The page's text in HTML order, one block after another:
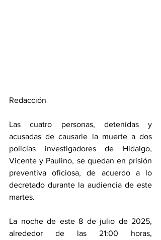
Redacción
Las cuatro personas, detenidas y
acusadas de causarle la muerte a dos
policías investigadores de Hidalgo,
Vicente y Paulino, se quedan en prisión
preventiva oficiosa, de acuerdo a lo
decretado durante la audiencia de este
martes.
La noche de este 8 de julio de 2025,
alrededor de las 21:00 horas,